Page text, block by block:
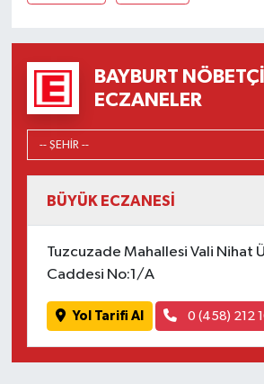
BAYBURT NÖBETÇI
ECZANELER
BÜYÜK ECZANESİ
Tuzcuzade Mahallesi Vali Nihat
Caddesi No:1/A
Yol Tarifi Al 0 (458) 212